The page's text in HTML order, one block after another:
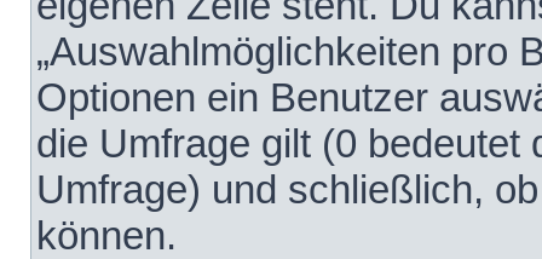
„Auswahlmöglichkeiten pro
Optionen ein Benutzer
die Umfrage gilt (0 bedeutet
Umfrage) und schließlich,
können.